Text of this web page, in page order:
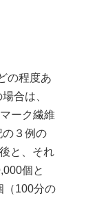
の程度あ
合は、
ーク繊維
３例の
と、それ
個と
（100分の